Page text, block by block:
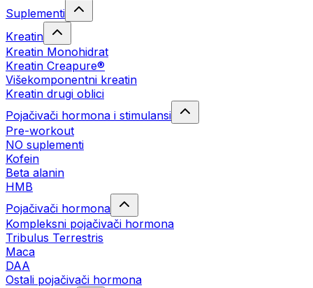
Suplementi
Kreatin
Kreatin Monohidrat
Kreatin Creapure®
Višekomponentni kreatin
Kreatin drugi oblici
Pojačivači hormona i stimulansi
Pre-workout
NO suplementi
Kofein
Beta alanin
HMB
Pojačivači hormona
Kompleksni pojačivači hormona
Tribulus Terrestris
Maca
DAA
Ostali pojačivači hormona